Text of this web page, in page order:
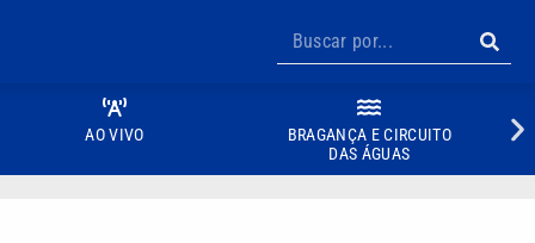
AO VIVO
BRAGANÇA E CIRCUITO
DAS ÁGUAS